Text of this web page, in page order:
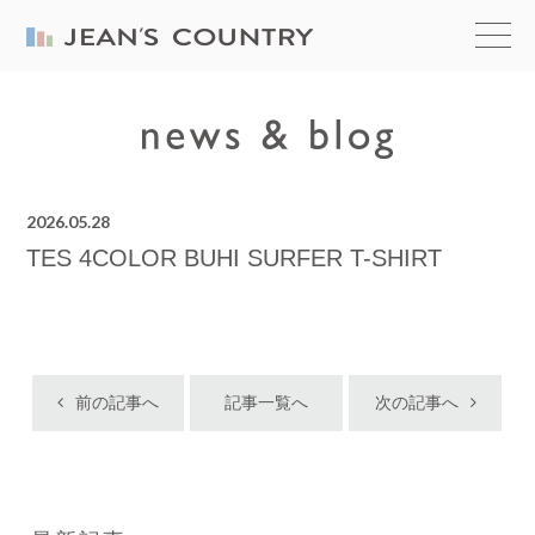
2026.05.28
TES 4COLOR BUHI SURFER T-SHIRT
前の記事へ 記事一覧へ 次の記事へ